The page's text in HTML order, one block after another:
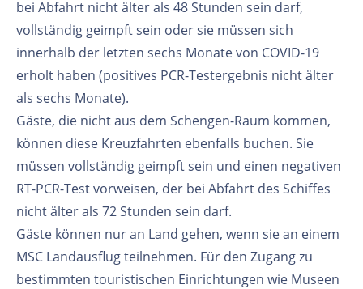
bei Abfahrt nicht älter als 48 Stunden sein darf,
vollständig geimpft sein oder sie müssen sich
innerhalb der letzten sechs Monate von COVID-19
erholt haben (positives PCR-Testergebnis nicht älter
als sechs Monate).
Gäste, die nicht aus dem Schengen-Raum kommen,
können diese Kreuzfahrten ebenfalls buchen. Sie
müssen vollständig geimpft sein und einen negativen
RT-PCR-Test vorweisen, der bei Abfahrt des Schiffes
nicht älter als 72 Stunden sein darf.
Gäste können nur an Land gehen, wenn sie an einem
MSC Landausflug teilnehmen. Für den Zugang zu
bestimmten touristischen Einrichtungen wie Museen